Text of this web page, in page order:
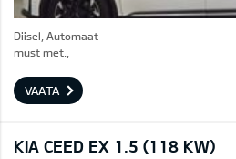
Diisel, Automaat
must met.,
VAATA
KIA CEED EX 1.5 (118 KW)